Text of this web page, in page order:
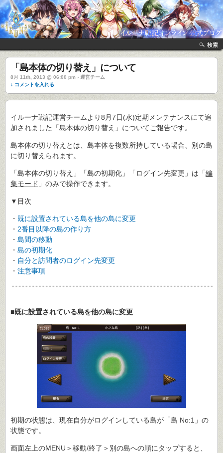
検索
「島本体の切り替え」について
8月 11th, 2013 @ 06:00 pm › 運営チーム
↓ コメントを入れる
イルーナ戦記運営チームより8月7日(水)定期メンテナンスにて追
加されました「島本体の切り替え」についてご報告です。
島本体の切り替えとは、島本体を複数所持している場合、別の島
に切り替えられます。
「島本体の切り替え」「島の初期化」「ログイン先変更」は「編
集モード 」のみで操作できます。
▼目次
・ 既に設置されている島を他の島に変更
・ 2番目以降の島の作り方
・ 島間の移動
・ 島の初期化
・ 自分と訪問者のログイン先変更
・ 注意事項
■既に設置されている島を他の島に変更
初期の状態は、現在自分がログインしている島が「島 No:1」の
状態です。
画面左上のMENU＞移動/終了＞別の島への順にタップすると、